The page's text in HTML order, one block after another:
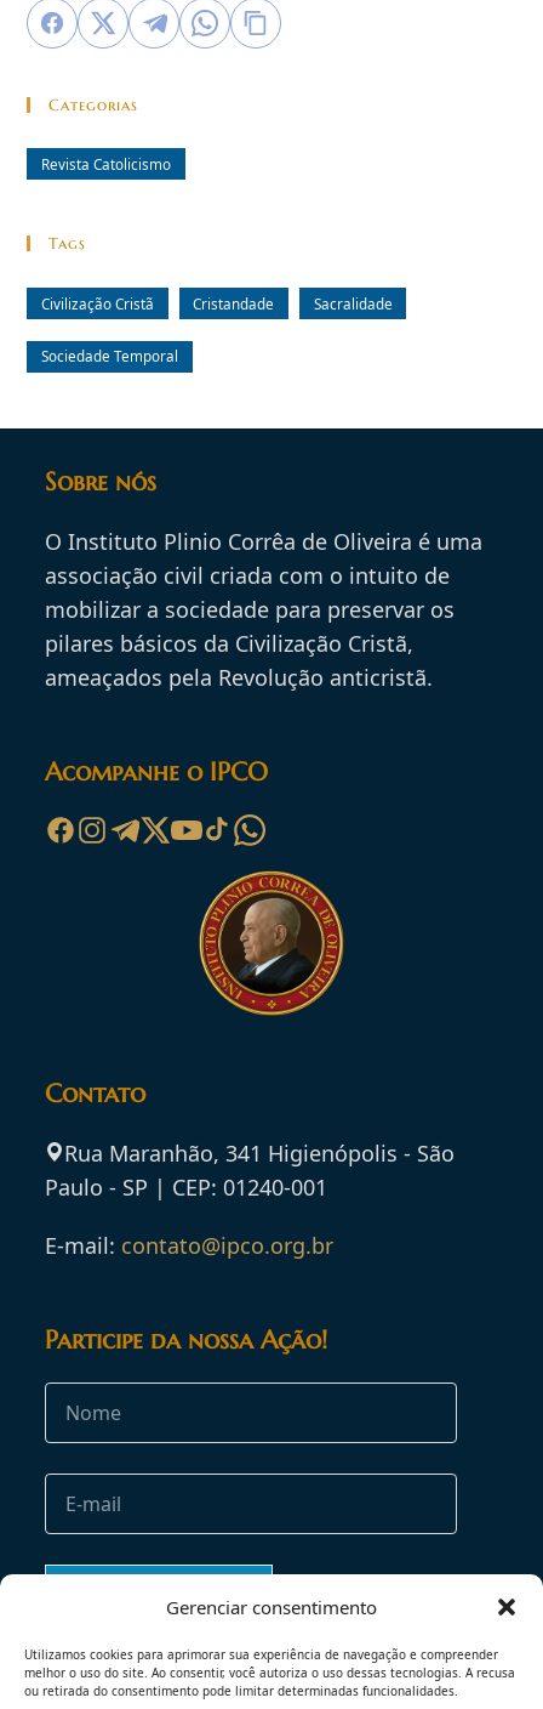
Gerenciar consentimento
Utilizamos cookies para aprimorar sua experiência de navegação e compreender
melhor o uso do site. Ao consentir, você autoriza o uso dessas tecnologias. A recusa
ou retirada do consentimento pode limitar determinadas funcionalidades.
Categorias
Revista Catolicismo
Tags
Civilização Cristã Cristandade Sacralidade
Sociedade Temporal
Sobre nós
O Instituto Plinio Corrêa de Oliveira é uma
associação civil criada com o intuito de
mobilizar a sociedade para preservar os
pilares básicos da Civilização Cristã,
ameaçados pela Revolução anticristã.
Acompanhe o IPCO
Contato
Rua Maranhão, 341 Higienópolis - São
Paulo - SP | CEP: 01240-001
E-mail: contato@ipco.org.br
Participe da nossa Ação!